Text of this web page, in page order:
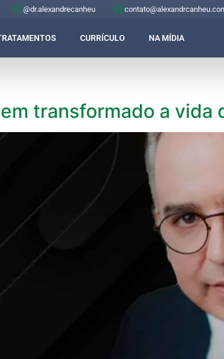
@dr.alexandrecanheu
CURRÍCULO NA MÍDIA
transformado a vida